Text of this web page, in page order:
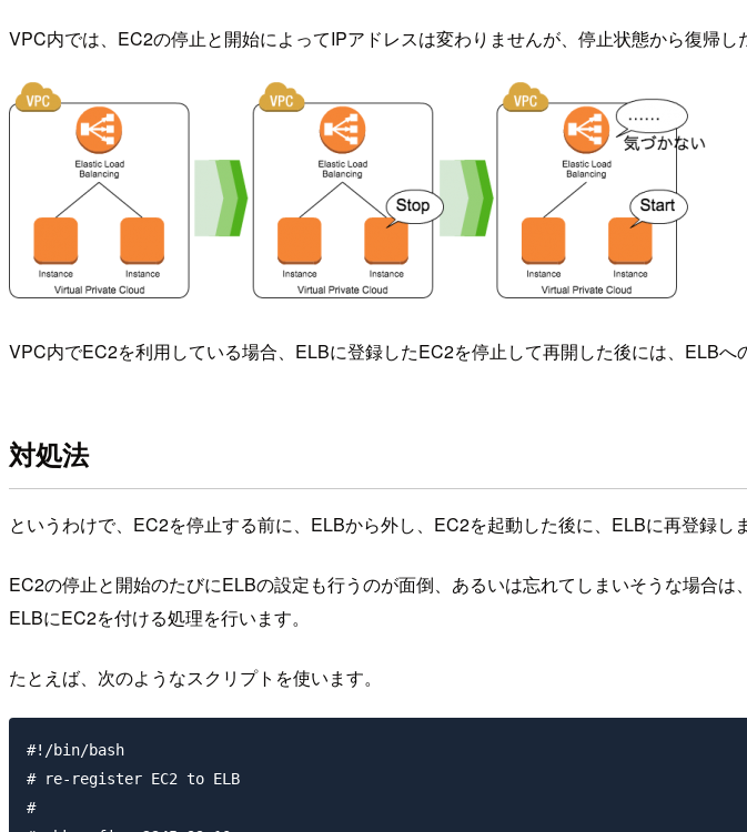
VPC内では、EC2の停止と開始によってIPアドレスは変わりませんが、停止状態から復帰し
VPC内でEC2を利用している場合、ELBに登録したEC2を停止して再開した後には、ELBへ
対処法
というわけで、EC2を停止する前に、ELBから外し、EC2を起動した後に、ELBに再登録し
EC2の停止と開始のたびにELBの設定も行うのが面倒、あるいは忘れてしまいそうな場合
ELBにEC2を付ける処理を行います。
たとえば、次のようなスクリプトを使います。
#!/bin/bash
# re-register EC2 to ELB
#